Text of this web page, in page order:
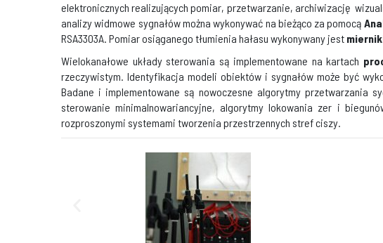
elektronicznych realizujących pomiar, przetwarzanie, archiwizację
analizy widmowe sygnałów można wykonywać na bieżąco za pomocą
RSA3303A. Pomiar osiąganego tłumienia hałasu wykonywany jest
Wielokanałowe układy sterowania są implementowane na kartach
rzeczywistym. Identyfikacja modeli obiektów i sygnałów może być
Badane i implementowane są nowoczesne algorytmy przetwarzania
sterowanie minimalnowariancyjne, algorytmy lokowania zer i
rozproszonymi systemami tworzenia przestrzennych stref ciszy.